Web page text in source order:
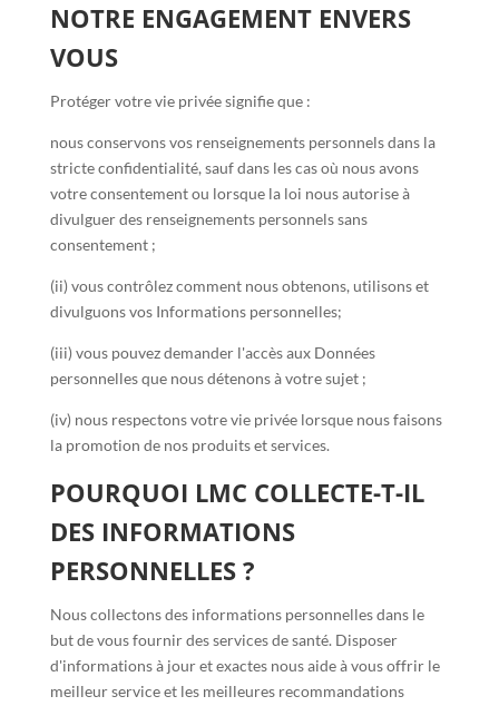
NOTRE ENGAGEMENT ENVERS
VOUS
Protéger votre vie privée signifie que :
nous conservons vos renseignements personnels dans la
stricte confidentialité, sauf dans les cas où nous avons
votre consentement ou lorsque la loi nous autorise à
divulguer des renseignements personnels sans
consentement ;
(ii) vous contrôlez comment nous obtenons, utilisons et
divulguons vos Informations personnelles;
(iii) vous pouvez demander l'accès aux Données
personnelles que nous détenons à votre sujet ;
(iv) nous respectons votre vie privée lorsque nous faisons
la promotion de nos produits et services.
POURQUOI LMC COLLECTE-T-IL
DES INFORMATIONS
PERSONNELLES ?
Nous collectons des informations personnelles dans le
but de vous fournir des services de santé. Disposer
d'informations à jour et exactes nous aide à vous offrir le
meilleur service et les meilleures recommandations